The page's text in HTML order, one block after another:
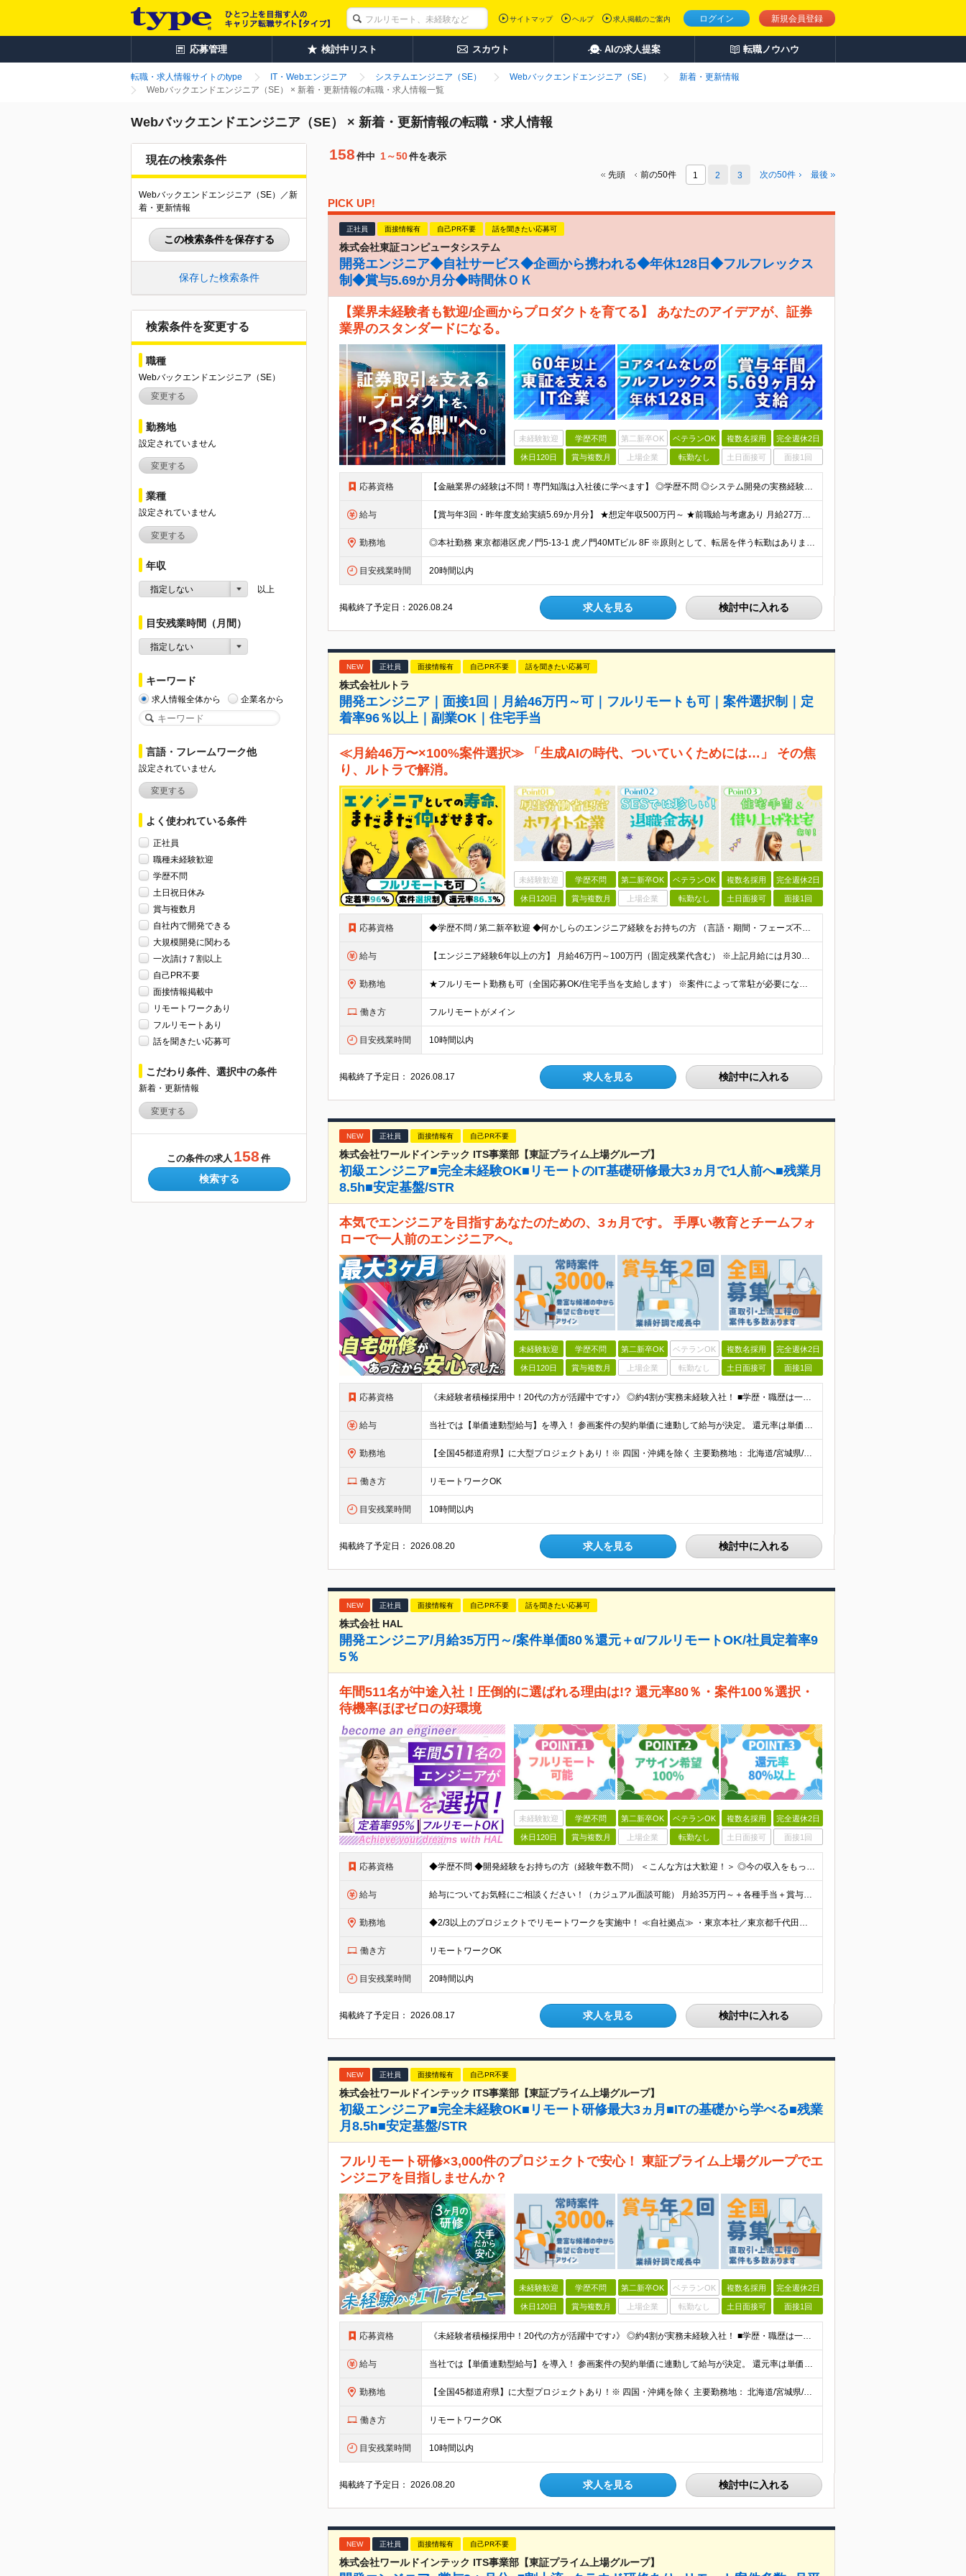
ログイン 新規会員登録
サイトマップ ヘルプ 求人掲載のご案内
応募管理 検討中リスト スカウト AIの求人提案 転職ノウハウ
転職・求人情報サイトのtype IT・Webエンジニア システムエンジニア（SE） Webバックエンドエンジニア（SE）
新着・更新情報
Webバックエンドエンジニア（SE） × 新着・更新情報の転職・求人情報一覧
Webバックエンドエンジニア（SE） × 新着・更新情報の転職・求人情報
現在の検索条件
Webバックエンドエンジニア（SE）／新
着・更新情報
この検索条件を保存する
保存した検索条件
検索条件を変更する
職種
Webバックエンドエンジニア（SE）
変更する
勤務地
設定されていません
変更する
業種
設定されていません
変更する
年収
指定しない 以上
目安残業時間（月間）
指定しない
キーワード
求人情報全体から 企業名から
言語・フレームワーク他
設定されていません
変更する
よく使われている条件
正社員
職種未経験歓迎
学歴不問
土日祝日休み
賞与複数月
自社内で開発できる
大規模開発に関わる
一次請け７割以上
自己PR不要
面接情報掲載中
リモートワークあり
フルリモートあり
話を聞きたい応募可
こだわり条件、選択中の条件
新着・更新情報
変更する
この条件の求人 158 件
検索する
158 件中 1～50件を表示
先頭 前の50件 1 2 3 次の50件 最後
PICK UP!
正社員 面接情報有 自己PR不要 話を聞きたい応募可
株式会社東証コンピュータシステム
開発エンジニア◆自社サービス◆企画から携われる◆年休128日◆フルフレックス
制◆賞与5.69か月分◆時間休ＯＫ
【業界未経験者も歓迎/企画からプロダクトを育てる】 あなたのアイデアが、証券
業界のスタンダードになる。
未経験歓迎 学歴不問 第二新卒OK ベテランOK 複数名採用 完全週休2日
休日120日 賞与複数月 上場企業 転勤なし 土日面接可 面接1回
応募資格 【金融業界の経験は不問！専門知識は入社後に学べます】 ◎学歴不問 ◎システム開発の実務経験をお持ちの方 └3年以上・Java、C#いずれかの使用経験をお持ちの方を想定しております 【以下のような方は
給与 【賞与年3回・昨年度支給実績5.69か月分】 ★想定年収500万円～ ★前職給与考慮あり 月給27万円～59万円 +残業代全額支給(1分単位、監督職以下) +人事評価による賞与年2回（4月/10月）
勤務地 ◎本社勤務 東京都港区虎ノ門5-13-1 虎ノ門40MTビル 8F ※原則として、転居を伴う転勤はありません ※(変更の範囲)上記を除く当社関連勤務地
目安残業時間 20時間以内
掲載終了予定日：2026.08.24 求人を見る 検討中に入れる
NEW 正社員 面接情報有 自己PR不要 話を聞きたい応募可
株式会社ルトラ
開発エンジニア｜面接1回｜月給46万円～可｜フルリモートも可｜案件選択制｜定
着率96％以上｜副業OK｜住宅手当
≪月給46万〜×100%案件選択≫ 「生成AIの時代、ついていくためには…」 その焦
り、ルトラで解消。
未経験歓迎 学歴不問 第二新卒OK ベテランOK 複数名採用 完全週休2日
休日120日 賞与複数月 上場企業 転勤なし 土日面接可 面接1回
応募資格 ◆学歴不問 / 第二新卒歓迎 ◆何かしらのエンジニア経験をお持ちの方 （言語・期間・フェーズ不問） 経験浅めの方も遠慮なくご応募ください！ ■入社前Q＆A ────── ◎実力に見合った報酬が手に
給与 【エンジニア経験6年以上の方】 月給46万円～100万円（固定残業代含む） ※上記月給には月30時間分の固定残業代（月8万7,400円～月19万円）を含む。超過分は全額支給。 【エンジニア経験4年以
勤務地 ★フルリモート勤務も可（全国応募OK/住宅手当を支給します） ※案件によって常駐が必要になる場合があります。 ※希望がない限り、転勤はありません ※U・Iターン歓迎 ★ルトラの社員は全国各地で活躍中
働き方 フルリモートがメイン
目安残業時間 10時間以内
掲載終了予定日：2026.08.17 求人を見る 検討中に入れる
NEW 正社員 面接情報有 自己PR不要
株式会社ワールドインテック ITS事業部【東証プライム上場グループ】
初級エンジニア■完全未経験OK■リモートのIT基礎研修最大3ヵ月で1人前へ■残業月
8.5h■安定基盤/STR
本気でエンジニアを目指すあなたのための、3ヵ月です。 手厚い教育とチームフォ
ローで一人前のエンジニアへ。
未経験歓迎 学歴不問 第二新卒OK ベテランOK 複数名採用 完全週休2日
休日120日 賞与複数月 上場企業 転勤なし 土日面接可 面接1回
応募資格 《未経験者積極採用中！20代の方が活躍中です♪》 ◎約4割が実務未経験入社！ ■学歴・職歴は一切問いません！ ■第二新卒の方もお気軽にご相談ください♪ ■入社してから数年は、転勤の可能性があります
給与 当社では【単価連動型給与】を導入！ 参画案件の契約単価に連動して給与が決定。 還元率は単価の【70％～80％】と東証プライム上場グループとして高水準です！（社会保険料・教育コスト含む） ■関東：月給
勤務地 【全国45都道府県】に大型プロジェクトあり！※ 四国・沖縄を除く 主要勤務地： 北海道/宮城県/栃木県/埼玉県/千葉県/東京都/神奈川県/愛知県/大阪府/京都府/兵庫県/広島県/福岡県/熊本県 ※勤
働き方 リモートワークOK
目安残業時間 10時間以内
掲載終了予定日：2026.08.20 求人を見る 検討中に入れる
NEW 正社員 面接情報有 自己PR不要 話を聞きたい応募可
株式会社 HAL
開発エンジニア/月給35万円～/案件単価80％還元＋α/フルリモートOK/社員定着率9
5％
年間511名が中途入社！圧倒的に選ばれる理由は!? 還元率80％・案件100％選択・
待機率ほぼゼロの好環境
未経験歓迎 学歴不問 第二新卒OK ベテランOK 複数名採用 完全週休2日
休日120日 賞与複数月 上場企業 転勤なし 土日面接可 面接1回
応募資格 ◆学歴不問 ◆開発経験をお持ちの方（経験年数不問） ＜こんな方は大歓迎！＞ ◎今の収入をもっと増やしたい ◎もっと上流の案件で活躍したい ◎将来のキャリアにつながる案件に携わりたい ◎自分のやりたい
給与 給与についてお気軽にご相談ください！（カジュアル面談可能） 月給35万円～＋各種手当＋賞与2回 ※固定残業代は、時間外労働の有無に関わらず40時間分を87,500円～支給 ※超過分は別途支給 ※試用
勤務地 ◆2/3以上のプロジェクトでリモートワークを実施中！ ≪自社拠点≫ ・東京本社／東京都千代田区丸の内二丁目6番1号 丸の内パークビルディング6階 ・関西支社／⼤阪府⼤阪市中央区安⼟町2-3-13 ⼤
働き方 リモートワークOK
目安残業時間 20時間以内
掲載終了予定日：2026.08.17 求人を見る 検討中に入れる
NEW 正社員 面接情報有 自己PR不要
株式会社ワールドインテック ITS事業部【東証プライム上場グループ】
初級エンジニア■完全未経験OK■リモート研修最大3ヵ月■ITの基礎から学べる■残業
月8.5h■安定基盤/STR
フルリモート研修×3,000件のプロジェクトで安心！ 東証プライム上場グループでエ
ンジニアを目指しませんか？
未経験歓迎 学歴不問 第二新卒OK ベテランOK 複数名採用 完全週休2日
休日120日 賞与複数月 上場企業 転勤なし 土日面接可 面接1回
応募資格 《未経験者積極採用中！20代の方が活躍中です♪》 ◎約4割が実務未経験入社！ ■学歴・職歴は一切問いません！ ■第二新卒の方もお気軽にご相談ください♪ ■入社してから数年は、転勤の可能性があります
給与 当社では【単価連動型給与】を導入！ 参画案件の契約単価に連動して給与が決定。 還元率は単価の【70％～80％】と東証プライム上場グループとして高水準です！（社会保険料・教育コスト含む） ■関東：月給
勤務地 【全国45都道府県】に大型プロジェクトあり！※ 四国・沖縄を除く 主要勤務地： 北海道/宮城県/栃木県/埼玉県/千葉県/東京都/神奈川県/愛知県/大阪府/京都府/兵庫県/広島県/福岡県/熊本県 ※勤
働き方 リモートワークOK
目安残業時間 10時間以内
掲載終了予定日：2026.08.20 求人を見る 検討中に入れる
NEW 正社員 面接情報有 自己PR不要
株式会社ワールドインテック ITS事業部【東証プライム上場グループ】